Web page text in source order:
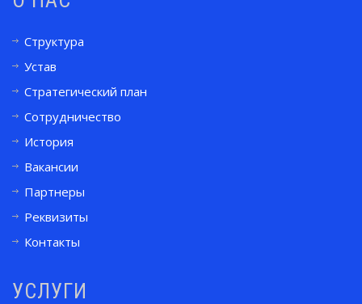
Структура
Устав
Стратегический план
Сотрудничество
История
Вакансии
Партнеры
Реквизиты
Контакты
УСЛУГИ